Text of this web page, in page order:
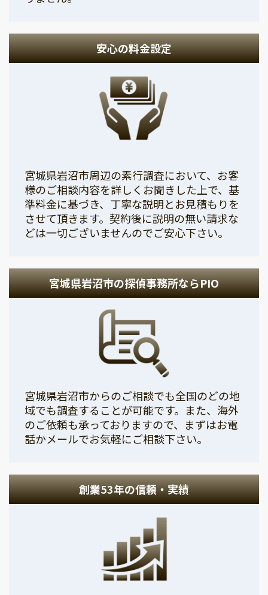
安心の料金設定
宮城県岩沼市周辺の素行調査において、お客
様のご相談内容を詳しくお聞きした上で、基
準料金に基づき、丁寧な説明とお見積もりを
させて頂きます。契約後に説明の無い請求な
どは一切ございませんのでご安心下さい。
宮城県岩沼市の探偵事務所ならPIO
宮城県岩沼市からのご相談でも全国のどの地
域でも調査することが可能です。また、海外
のご依頼も承っておりますので、まずはお電
話かメールでお気軽にご相談下さい。
創業53年の信頼・実績